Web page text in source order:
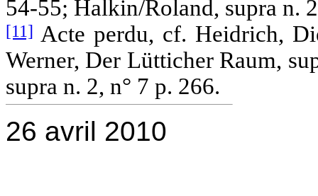
54-55; Halkin/Roland, supra n.
[11] Acte perdu, cf. Heidrich,
Werner, Der Lütticher Raum,
supra n. 2, n° 7 p. 266.
26 avril 2010